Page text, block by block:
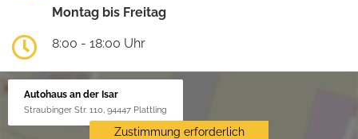
Montag bis Freitag
8:00 - 18:00 Uhr
Autohaus an der Isar
Straubinger Str. 110, 94447 Plattling
Zustimmung erforderlich